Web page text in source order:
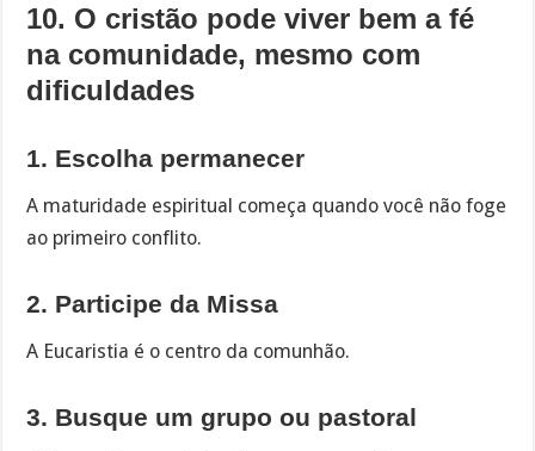
10. O cristão pode viver bem a fé
na comunidade, mesmo com
dificuldades
1. Escolha permanecer
A maturidade espiritual começa quando você não foge
ao primeiro conflito.
2. Participe da Missa
A Eucaristia é o centro da comunhão.
3. Busque um grupo ou pastoral